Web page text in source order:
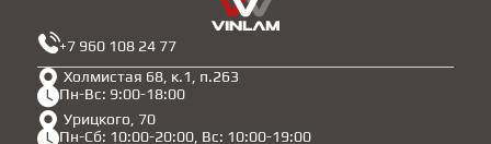
Холмистая 68, к.1, п.263
Пн-Вс: 9:00-18:00
Урицкого, 70
Пн-Сб: 10:00-20:00, Вс: 10:00-19:00
+7 960 108 24 77